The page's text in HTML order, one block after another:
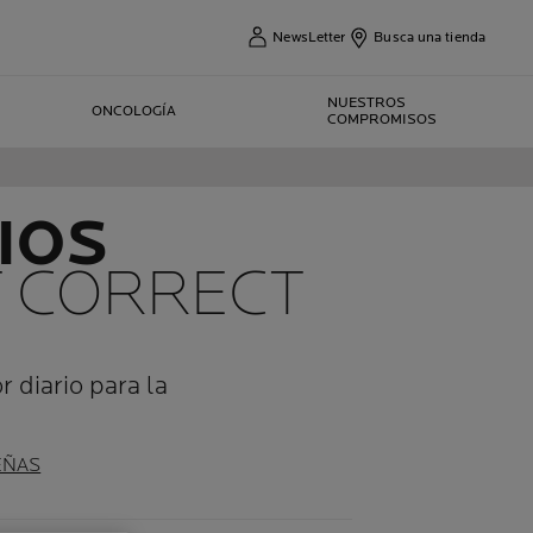
NewsLetter Busca una tienda
ONCOLOGÍA
NUESTROS
COMPROMISOS
diario para la